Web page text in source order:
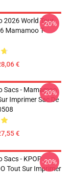
2026 World Tour
Mamamoo T-
€
-20%
Sacs - Mamamoo
Imprimer Sac De
€
-20%
Sacs - KPOP
Tout Sur Imprimer
-20%